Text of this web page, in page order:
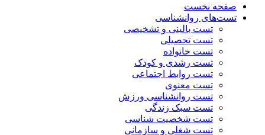
صفحه نخست
تست‌های روانشناسی
تست بالینی و تشخیصی
تست تحصیلی
تست خانواده
تست رشدی و کودک
تست روابط اجتماعی
تست معنوی
تست روانشناسی ورزش
تست سبک زندگی
تست شخصیت شناسی
تست شغلی و سازمانی